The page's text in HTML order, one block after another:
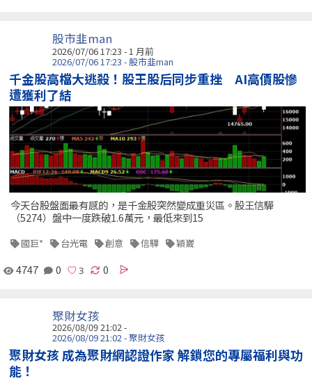
股市韭man
2026/07/06 17:23 - 1 月前
2026/07/06 17:23 - 股市韭man
千金股高檔大逃殺！股王股后同步重挫 AI高價股慘
遭獲利了結
今天台股盤面最有感的，是千金股突然變成重災區。股王信驊
（5274）盤中一度跌破1.6萬元，最低來到15
國巨* 台光電 創意 信驊 穎崴
4747 0 0
聚財女孩
2026/08/09 21:02 -
2026/08/09 21:02 - 聚財女孩
聚財女孩 成為聚財網認證作家 解鎖您的專屬福利與功
能！